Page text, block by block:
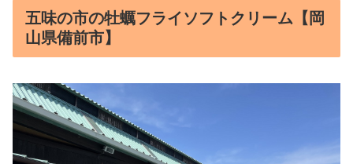
五味の市の牡蠣フライソフトクリーム【岡
山県備前市】